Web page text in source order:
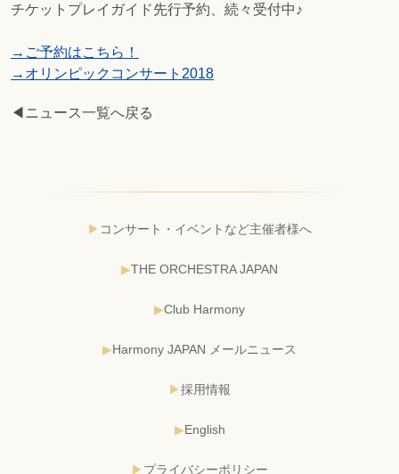
チケットプレイガイド先行予約、続々受付中♪
→ご予約はこちら！
→オリンピックコンサート2018
◀ニュース一覧へ戻る
コンサート・イベントなど主催者様へ
THE ORCHESTRA JAPAN
Club Harmony
Harmony JAPAN メールニュース
採用情報
English
プライバシーポリシー